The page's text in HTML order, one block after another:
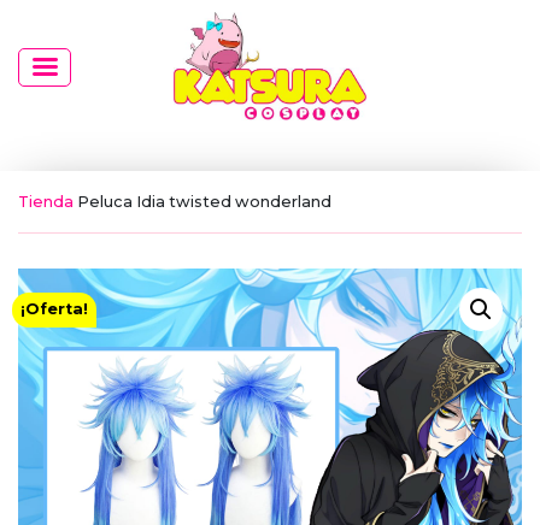
Tienda Peluca Idia twisted wonderland
¡Oferta!